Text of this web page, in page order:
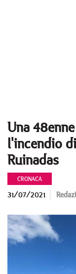
Una
l'incendio
Ruinadas
CRONACA
31/07/2021